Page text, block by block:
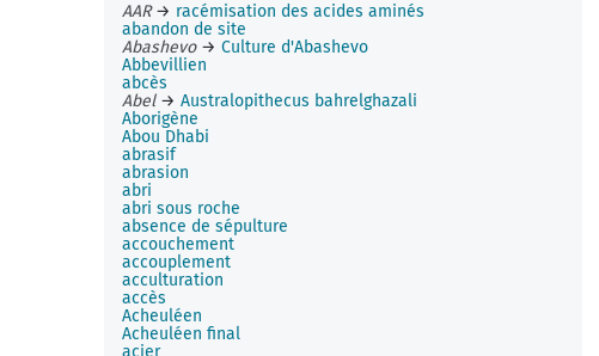
AAR→ racémisation des acides aminés
abandon de site
Abashevo→ Culture d'Abashevo
Abbevillien
abcès
Abel→ Australopithecus bahrelghazali
Aborigène
Abou Dhabi
abrasif
abrasion
abri
abri sous roche
absence de sépulture
accouchement
accouplement
acculturation
accès
Acheuléen
Acheuléen final
acier